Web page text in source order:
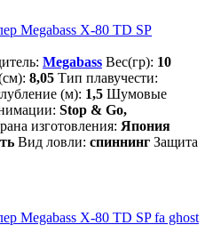
Megabass X-80 TD SP
Megabass Вес(гр): 10
8,05 Тип плавучести:
(м): 1,5 Шумовые
Stop & Go,
изготовления: Япония
Вид ловли: спиннинг Защита
Megabass X-80 TD SP fa ghost